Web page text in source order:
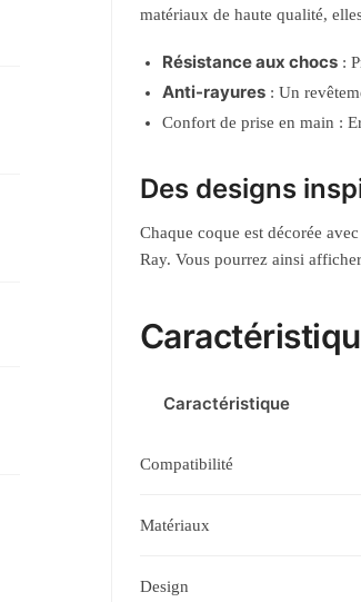
matériaux de haute qualité,
Résistance aux chocs:
Anti-rayures: Un
Confort de prise en main :
Des designs
Chaque coque est décorée
Ray. Vous pourrez ainsi
Caractéristique
Compatibilité
Matériaux
Design